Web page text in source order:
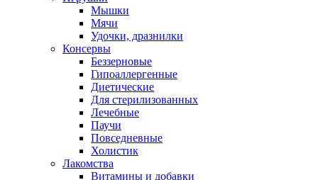
Мышки
Мячи
Удочки, дразнилки
Консервы
Беззерновые
Гипоаллергенные
Диетические
Для стерилизованных
Лечебные
Паучи
Повседневные
Холистик
Лакомства
Витамины и добавки